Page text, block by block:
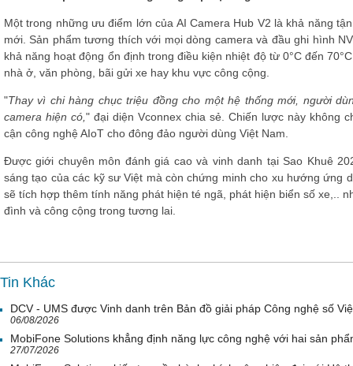
Một trong những ưu điểm lớn của AI Camera Hub V2 là khả năng
mới. Sản phẩm tương thích với mọi dòng camera và đầu ghi hình
khả năng hoạt động ổn định trong điều kiện nhiệt độ từ 0°C đến
nhà ở, văn phòng, bãi gửi xe hay khu vực công cộng.
"Thay vì chi hàng chục triệu đồng cho một hệ thống mới, người
camera hiện có, " đại diện Vconnex chia sẻ. Chiến lược này không
cận công nghệ AIoT cho đông đảo người dùng Việt Nam.
Được giới chuyên môn đánh giá cao và vinh danh tại Sao Khuê
sáng tạo của các kỹ sư Việt mà còn chứng minh cho xu hướng ứng
sẽ tích hợp thêm tính năng phát hiện té ngã, phát hiện biển số xe,..
đình và công cộng trong tương lai.
Tin Khác
DCV - UMS được Vinh danh trên Bản đồ giải pháp Công nghệ số
06/08/2026
MobiFone Solutions khẳng định năng lực công nghệ với hai sản
27/07/2026